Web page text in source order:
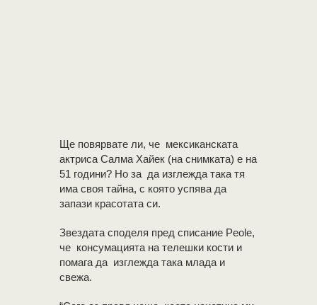
Ще повярвате ли, че мексиканската
актриса Салма Хайек (на снимката) е на
51 години? Но за да изглежда така тя
има своя тайна, с която успява да
запази красотата си.
Звездата споделя пред списание Peole,
че консумацията на телешки кости и
помага да изглежда така млада и
свежа.